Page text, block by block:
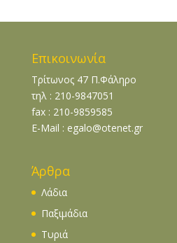
Επικοινωνία
Τρίτωνος 47 Π.Φάληρο
τηλ : 210-9847051
fax : 210-9859585
E-Mail : egalo@otenet.gr
Άρθρα
Λάδια
Παξιμάδια
Τυριά